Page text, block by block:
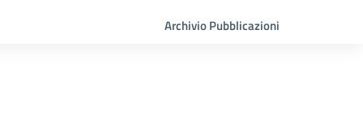
Archivio Pubblicazioni